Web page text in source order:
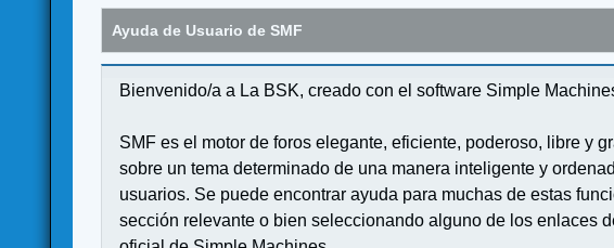
Ayuda de Usuario de SMF
Bienvenido/a a La BSK, creado con el software Simple
SMF es el motor de foros elegante, eficiente, poderoso, libre y
sobre un tema determinado de una manera inteligente y
usuarios. Se puede encontrar ayuda para muchas de estas
sección relevante o bien seleccionando alguno de los enlaces